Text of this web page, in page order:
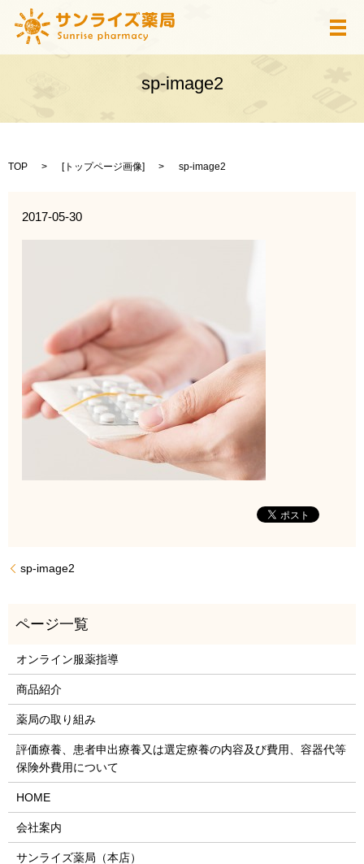
メ
sp-image2
TOP [トップページ画像] sp-image2
2017-05-30
sp-image2
オンライン服薬指導
商品紹介
薬局の取り組み
評価療養、患者申出療養又は選定療養の内容及び費用、容器代等
保険外費用について
HOME
会社案内
サンライズ薬局（本店）